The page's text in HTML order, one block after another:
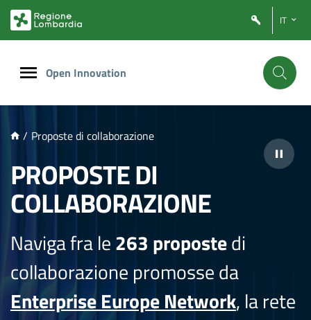
PRINCIPALE
IT
Open Innovation
/ Proposte di collaborazione
PROPOSTE DI
COLLABORAZIONE
Naviga fra le263 propostedi
collaborazione promosse da
Enterprise Europe Network, la rete